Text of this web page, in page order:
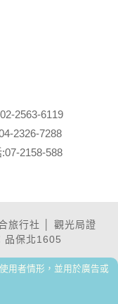
用者情形，並用於廣告或
2563-6119
2326-7288
2158-588
旅行社 │ 觀光局證
品保北1605